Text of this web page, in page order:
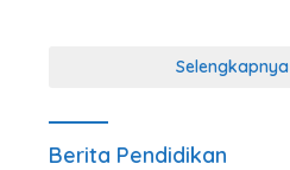
Selengkapnya
Berita Pendidikan